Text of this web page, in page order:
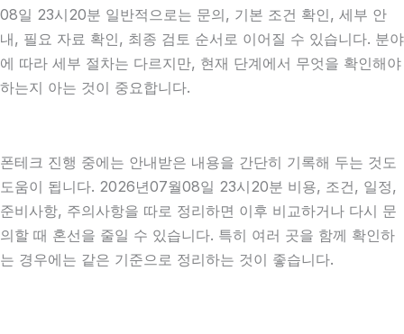
08일 23시20분 일반적으로는 문의, 기본 조건 확인, 세부 안
내, 필요 자료 확인, 최종 검토 순서로 이어질 수 있습니다. 분야
에 따라 세부 절차는 다르지만, 현재 단계에서 무엇을 확인해야
하는지 아는 것이 중요합니다.
폰테크 진행 중에는 안내받은 내용을 간단히 기록해 두는 것도
도움이 됩니다. 2026년07월08일 23시20분 비용, 조건, 일정,
준비사항, 주의사항을 따로 정리하면 이후 비교하거나 다시 문
의할 때 혼선을 줄일 수 있습니다. 특히 여러 곳을 함께 확인하
는 경우에는 같은 기준으로 정리하는 것이 좋습니다.